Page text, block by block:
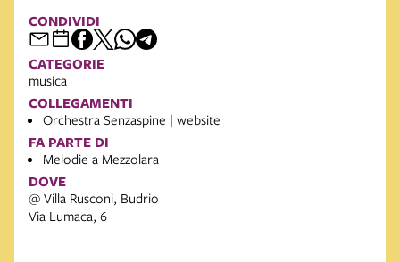
CONDIVIDI
CATEGORIE
musica
COLLEGAMENTI
Orchestra Senzaspine | website
FA PARTE DI
Melodie a Mezzolara
DOVE
@ Villa Rusconi, Budrio
Via Lumaca, 6